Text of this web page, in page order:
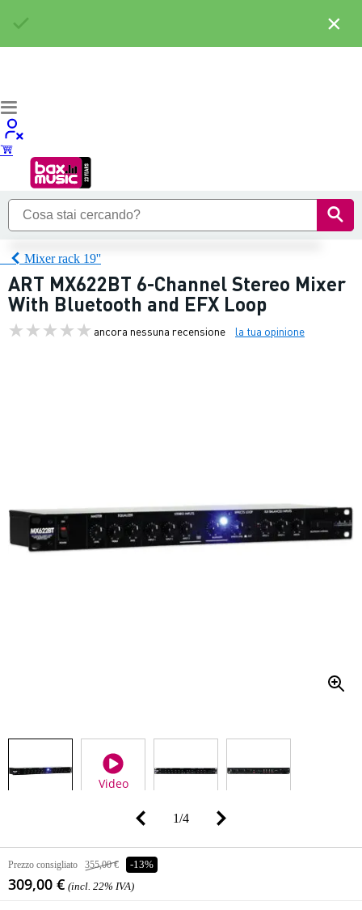
Mixer rack 19''
ART MX622BT 6-Channel Stereo Mixer
With Bluetooth and EFX Loop
ancora nessuna recensione la tua opinione
Video
1/4
Prezzo consigliato 355,00 € -13%
309,00 € (incl. 22% IVA)
×